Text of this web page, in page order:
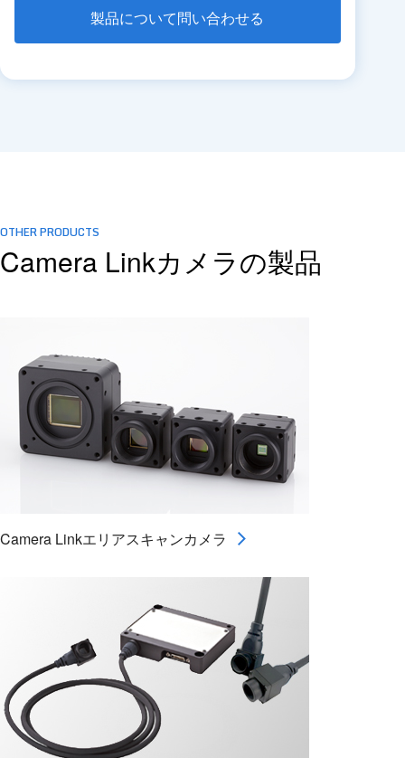
製品について問い合わせる
OTHER PRODUCTS
Camera Linkカメラの製品
Camera Linkエリアスキャンカメラ